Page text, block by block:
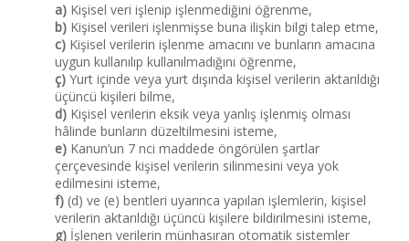
a) Kişisel veri işlenip işlenmediğini öğrenme,
b) Kişisel verileri işlenmişse buna ilişkin bilgi talep etme,
c) Kişisel verilerin işlenme amacını ve bunların amacına
uygun kullanılıp kullanılmadığını öğrenme,
ç) Yurt içinde veya yurt dışında kişisel verilerin aktarıldığı
üçüncü kişileri bilme,
d) Kişisel verilerin eksik veya yanlış işlenmiş olması
hâlinde bunların düzeltilmesini isteme,
e) Kanun’un 7 nci maddede öngörülen şartlar
çerçevesinde kişisel verilerin silinmesini veya yok
edilmesini isteme,
f) (d) ve (e) bentleri uyarınca yapılan işlemlerin, kişisel
verilerin aktarıldığı üçüncü kişilere bildirilmesini isteme,
g) İşlenen verilerin münhasıran otomatik sistemler